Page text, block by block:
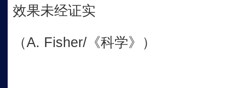
效果未经证实
（A. Fisher/《科学》）